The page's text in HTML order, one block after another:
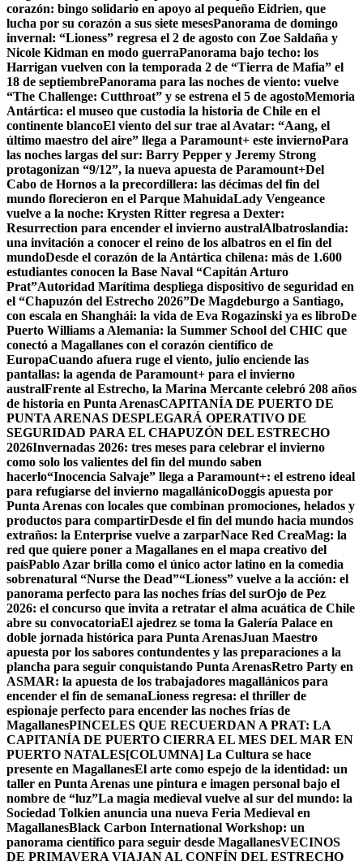
corazón: bingo solidario en apoyo al pequeño Eidrien, que
lucha por su corazón a sus siete mesesPanorama de domingo
invernal: “Lioness” regresa el 2 de agosto con Zoe Saldaña y
Nicole Kidman en modo guerraPanorama bajo techo: los
Harrigan vuelven con la temporada 2 de “Tierra de Mafia” el
18 de septiembrePanorama para las noches de viento: vuelve
“The Challenge: Cutthroat” y se estrena el 5 de agostoMemoria
Antártica: el museo que custodia la historia de Chile en el
continente blancoEl viento del sur trae al Avatar: “Aang, el
último maestro del aire” llega a Paramount+ este inviernoPara
las noches largas del sur: Barry Pepper y Jeremy Strong
protagonizan “9/12”, la nueva apuesta de Paramount+Del
Cabo de Hornos a la precordillera: las décimas del fin del
mundo florecieron en el Parque MahuidaLady Vengeance
vuelve a la noche: Krysten Ritter regresa a Dexter:
Resurrection para encender el invierno australAlbatroslandia:
una invitación a conocer el reino de los albatros en el fin del
mundoDesde el corazón de la Antártica chilena: más de 1.600
estudiantes conocen la Base Naval “Capitán Arturo
Prat”Autoridad Marítima despliega dispositivo de seguridad en
el “Chapuzón del Estrecho 2026”De Magdeburgo a Santiago,
con escala en Shanghái: la vida de Eva Rogazinski ya es libroDe
Puerto Williams a Alemania: la Summer School del CHIC que
conectó a Magallanes con el corazón científico de
EuropaCuando afuera ruge el viento, julio enciende las
pantallas: la agenda de Paramount+ para el invierno
australFrente al Estrecho, la Marina Mercante celebró 208 años
de historia en Punta ArenasCAPITANÍA DE PUERTO DE
PUNTA ARENAS DESPLEGARÁ OPERATIVO DE
SEGURIDAD PARA EL CHAPUZÓN DEL ESTRECHO
2026Invernadas 2026: tres meses para celebrar el invierno
como solo los valientes del fin del mundo saben
hacerlo“Inocencia Salvaje” llega a Paramount+: el estreno ideal
para refugiarse del invierno magallánicoDoggis apuesta por
Punta Arenas con locales que combinan promociones, helados y
productos para compartirDesde el fin del mundo hacia mundos
extraños: la Enterprise vuelve a zarparNace Red CreaMag: la
red que quiere poner a Magallanes en el mapa creativo del
paísPablo Azar brilla como el único actor latino en la comedia
sobrenatural “Nurse the Dead”“Lioness” vuelve a la acción: el
panorama perfecto para las noches frías del surOjo de Pez
2026: el concurso que invita a retratar el alma acuática de Chile
abre su convocatoriaEl ajedrez se toma la Galería Palace en
doble jornada histórica para Punta ArenasJuan Maestro
apuesta por los sabores contundentes y las preparaciones a la
plancha para seguir conquistando Punta ArenasRetro Party en
ASMAR: la apuesta de los trabajadores magallánicos para
encender el fin de semanaLioness regresa: el thriller de
espionaje perfecto para encender las noches frías de
MagallanesPINCELES QUE RECUERDAN A PRAT: LA
CAPITANÍA DE PUERTO CIERRA EL MES DEL MAR EN
PUERTO NATALES[COLUMNA] La Cultura se hace
presente en MagallanesEl arte como espejo de la identidad: un
taller en Punta Arenas une pintura e imagen personal bajo el
nombre de “luz”La magia medieval vuelve al sur del mundo: la
Sociedad Tolkien anuncia una nueva Feria Medieval en
MagallanesBlack Carbon International Workshop: un
panorama científico para seguir desde MagallanesVECINOS
DE PRIMAVERA VIAJAN AL CONFÍN DEL ESTRECHO